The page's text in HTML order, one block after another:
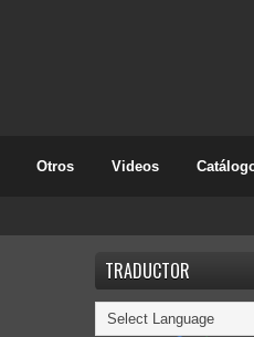
Otros Videos
TRADUCTOR